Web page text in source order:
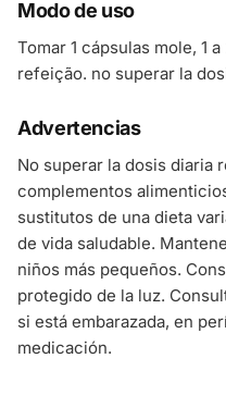
Modo de uso
Tomar 1 cápsulas mole, 1
refeição. no superar la
Advertencias
No superar la dosis diaria
complementos
sustitutos de una dieta
de vida saludable.
niños más pequeños.
protegido de la luz.
si está embarazada, en
medicación.